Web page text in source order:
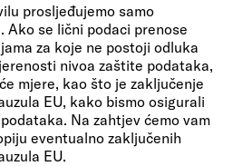
prosljeđujemo samo
Ako se lični podaci prenose
za koje ne postoji odluka
nivoa zaštite podataka,
mjere, kao što je zaključenje
EU, kako bismo osigurali
Na zahtjev ćemo vam
eventualno zaključenih
EU.